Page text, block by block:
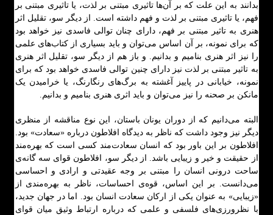
بدانند به این علت که بر آن‌ها تاثیری مبتنی بر لذت، یا تاثیری مبتنی بر
فهم، یا تاثیری مبتنی بر لذت و فهم داشته است. از دیگر سو، تقلیل اثر
هنری به تاثیر مبتنی بر فهم، دارای چنان توالی فاسدی نیز خواهد بود
که برای نمونه، بر آن اساس می‌توان و باید بسیاری از کتاب‌های علمی
را نیز اثر هنری بنامیم و بدانیم. و باز هم از دیگر سو، تقلیل اثر هنری
به تاثیر مبتنی بر لذت نیز دارای چنین توالی فاسدی خواهد بود که برای
نمونه، خیابانی در پاییز آغشته به برگ‌های رنگارنگ، یا خرامیدن یک
مانکن بر صحنه را نیز می‌توان و باید اثری هنری بنامیم و بدانیم.
البته می‌دانیم که از دوران یونان باستان، این نوع مناقشه از منظری
دیگر نیز وجود داشت که ناظر به دیدگاه افلاطون درباره «سعادت» بود.
افلاطون بر این باور بود که انسان سعادت‌مند کسی است که بهره‌مند
از حقیقت و خیر و زیبایی باشد. از دیگر سو، افلاطون قوای سه گانه‌ی
ساحت درونی انسان را مبتنی بر وجه عقیدتی و ارادی و احساسی
می‌دانست. بر این اساس، قوه‌ی احساسات، ناظر به بهره‌مندی از
«زیبایی» به عنوان یکی از ارکان سعادت انسان بود. اما در جهان جدید،
با نظرورزی‌های فلسفی و علمی که درباره ارتباط وثیق میان قوای